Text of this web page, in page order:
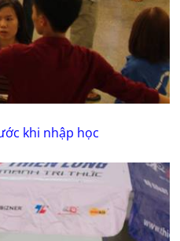
khi nhập học